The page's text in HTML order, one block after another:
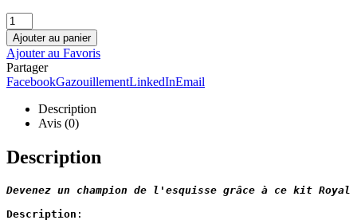
Ajouter au panier
Ajouter au Favoris
Partager
FacebookGazouillementLinkedInEmail
Description
Avis (0)
Description
Devenez un champion de l'esquisse grâce à ce kit Royal
Description :